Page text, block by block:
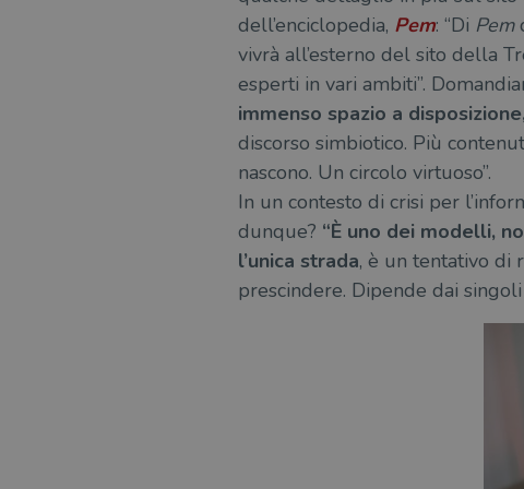
dell’enciclopedia, Pem: “Di Pem
vivrà all’esterno del sito della
esperti in vari ambiti”.
immenso spazio a
discorso simbiotico. Più
nascono. Un circolo virtuoso”.
In un contesto di crisi per
dunque? “È uno dei modelli,
l’unica strada, è un tentativo di
prescindere. Dipende dai